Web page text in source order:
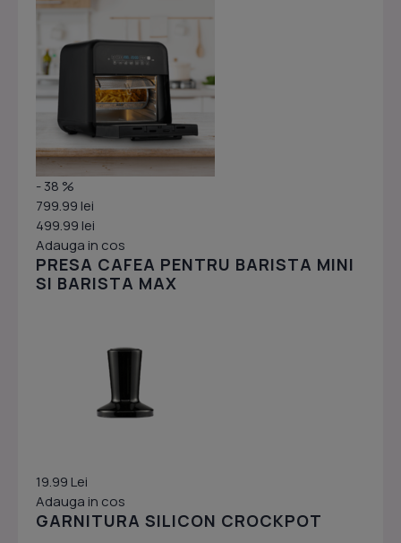
- 38 %
799.99 lei
499.99 lei
Adauga in cos
PRESA CAFEA PENTRU BARISTA MINI
SI BARISTA MAX
19.99 Lei
Adauga in cos
GARNITURA SILICON CROCKPOT